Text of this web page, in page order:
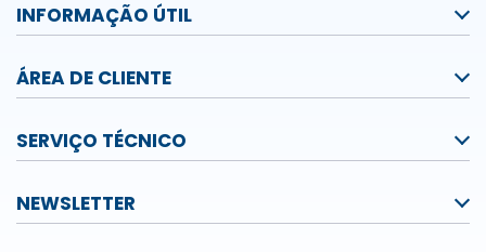
INFORMAÇÃO ÚTIL
ÁREA DE CLIENTE
SERVIÇO TÉCNICO
NEWSLETTER